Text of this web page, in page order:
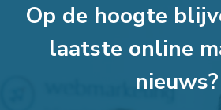
Op de hoogte
laatste online
nieuws?